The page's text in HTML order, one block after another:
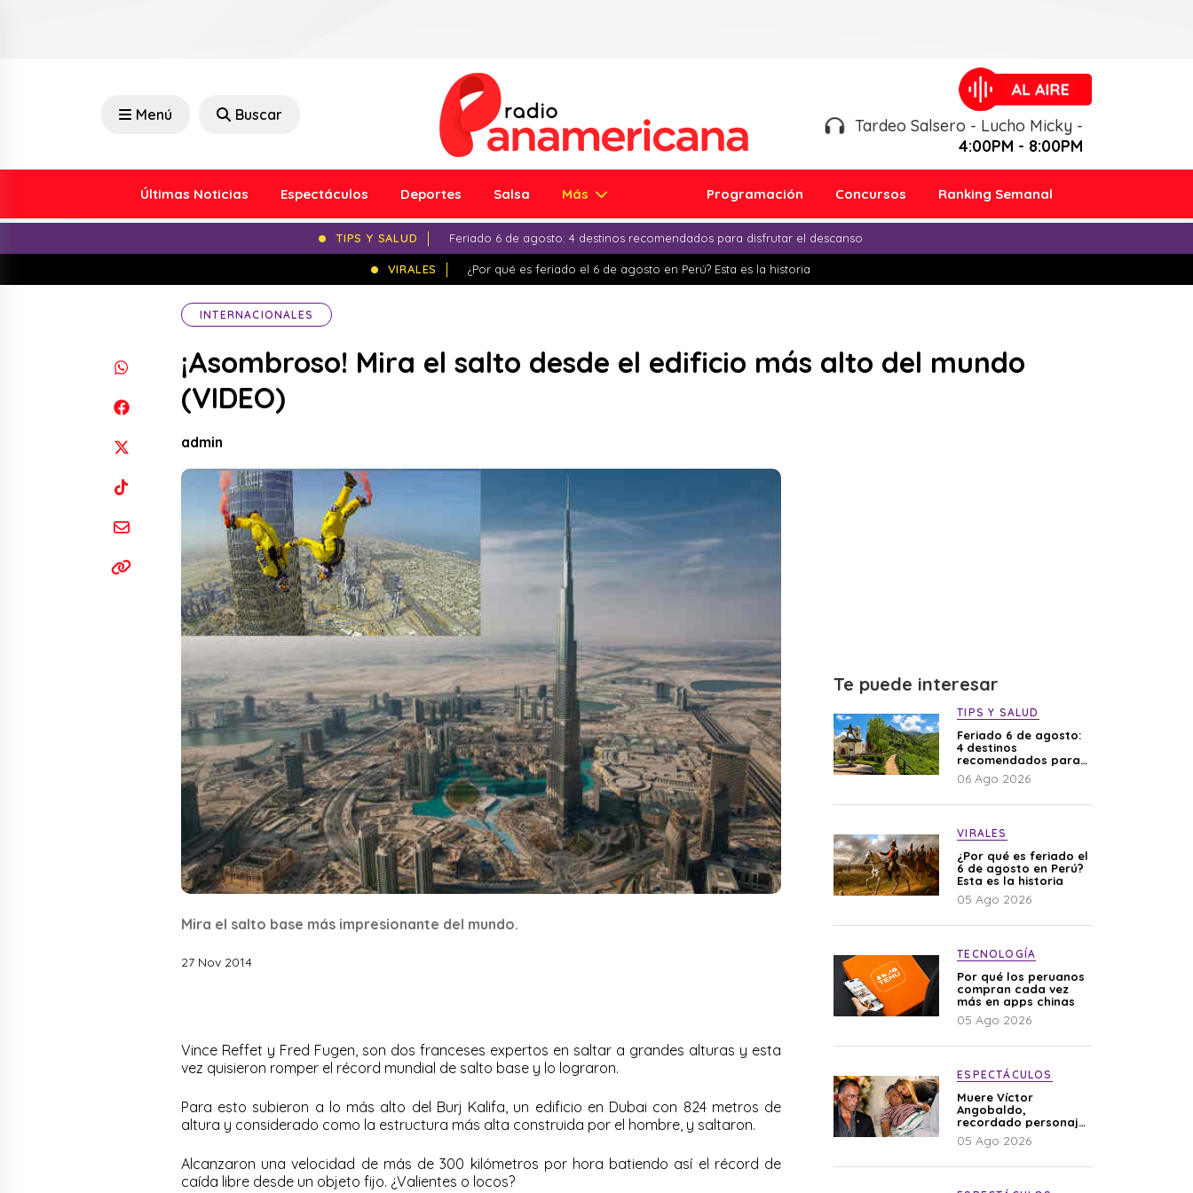
Menú Buscar
Tardeo Salsero - Lucho Micky -
4:00PM - 8:00PM
Últimas Noticias Espectáculos Deportes Salsa Más Programación Concursos Ranking Semanal
TIPS Y SALUD Feriado 6 de agosto: 4 destinos recomendados para disfrutar el descanso
VIRALES ¿Por qué es feriado el 6 de agosto en Perú? Esta es la historia
INTERNACIONALES
¡Asombroso! Mira el salto desde el edificio más alto del mundo
(VIDEO)
admin
Mira el salto base más impresionante del mundo.
27 Nov 2014
Vince Reffet y Fred Fugen, son dos franceses expertos en saltar a grandes alturas y esta
vez quisieron romper el récord mundial de salto base y lo lograron.
Para esto subieron a lo más alto del Burj Kalifa, un edificio en Dubai con 824 metros de
altura y considerado como la estructura más alta construida por el hombre, y saltaron.
Alcanzaron una velocidad de más de 300 kilómetros por hora batiendo así el récord de
caída libre desde un objeto fijo. ¿Valientes o locos?
Te puede interesar
TIPS Y SALUD
Feriado 6 de agosto:
4 destinos
recomendados para
disfrutar el descanso
06 Ago 2026
VIRALES
¿Por qué es feriado el
6 de agosto en Perú?
Esta es la historia
05 Ago 2026
TECNOLOGÍA
Por qué los peruanos
compran cada vez
más en apps chinas
05 Ago 2026
ESPECTÁCULOS
Muere Víctor
Angobaldo,
recordado personaje
de la farándula y
expareja de Shirley
05 Ago 2026